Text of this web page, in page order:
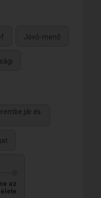
Jövő-menő
jár és
az
élete